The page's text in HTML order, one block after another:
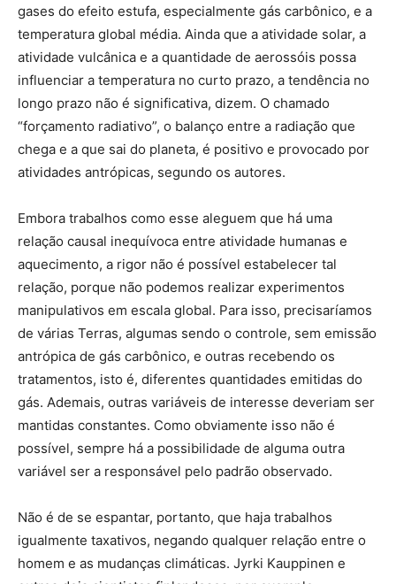
gases do efeito estufa, especialmente gás carbônico, e a
temperatura global média. Ainda que a atividade solar, a
atividade vulcânica e a quantidade de aerossóis possa
influenciar a temperatura no curto prazo, a tendência no
longo prazo não é significativa, dizem. O chamado
“forçamento radiativo”, o balanço entre a radiação que
chega e a que sai do planeta, é positivo e provocado por
atividades antrópicas, segundo os autores.
Embora trabalhos como esse aleguem que há uma
relação causal inequívoca entre atividade humanas e
aquecimento, a rigor não é possível estabelecer tal
relação, porque não podemos realizar experimentos
manipulativos em escala global. Para isso, precisaríamos
de várias Terras, algumas sendo o controle, sem emissão
antrópica de gás carbônico, e outras recebendo os
tratamentos, isto é, diferentes quantidades emitidas do
gás. Ademais, outras variáveis de interesse deveriam ser
mantidas constantes. Como obviamente isso não é
possível, sempre há a possibilidade de alguma outra
variável ser a responsável pelo padrão observado.
Não é de se espantar, portanto, que haja trabalhos
igualmente taxativos, negando qualquer relação entre o
homem e as mudanças climáticas. Jyrki Kauppinen e